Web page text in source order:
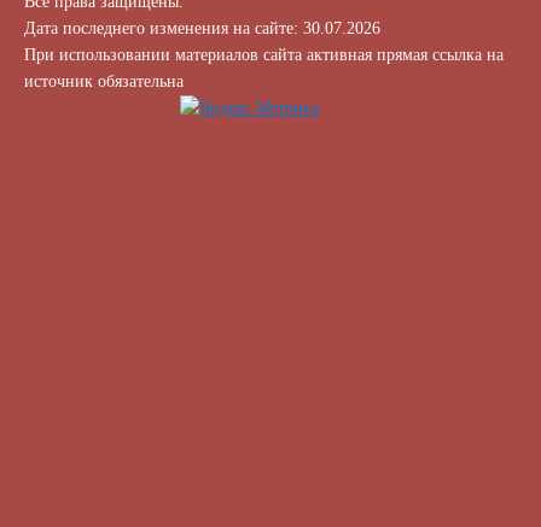
Дата последнего изменения на сайте: 30.07.2026
При использовании материалов сайта активная прямая ссылка на
источник обязательна